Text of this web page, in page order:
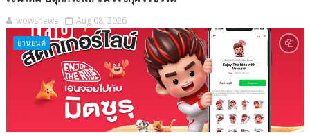
wowsnews Aug 08, 2026
ยานยนต์